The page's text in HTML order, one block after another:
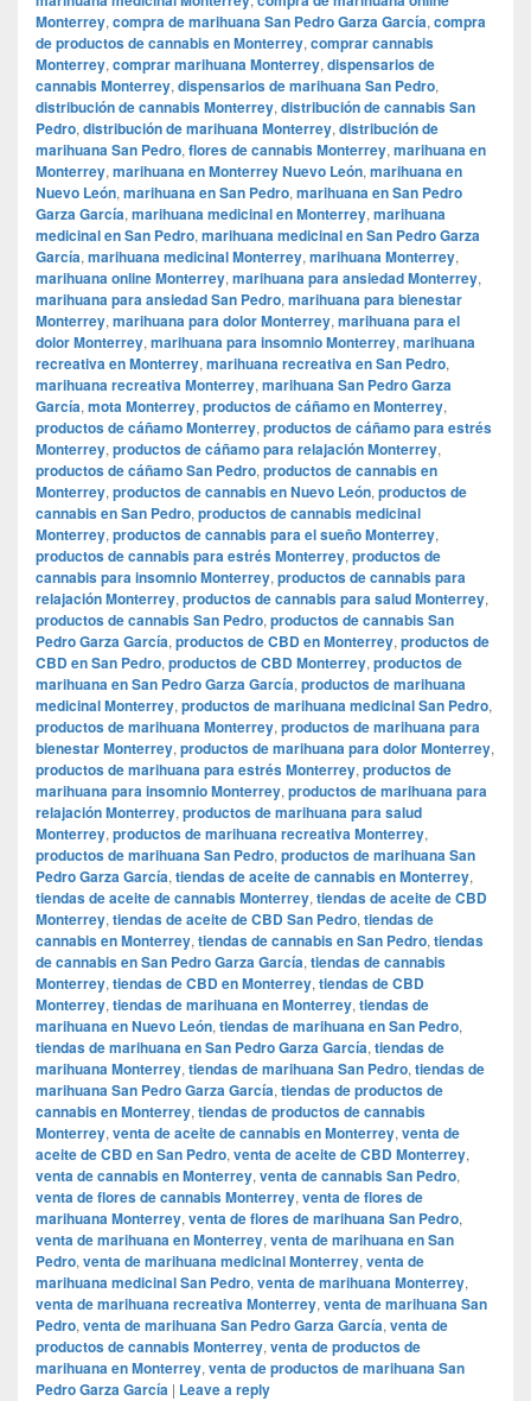
Monterrey, compra de marihuana San Pedro Garza García, compra
de productos de cannabis en Monterrey, comprar cannabis
Monterrey, comprar marihuana Monterrey, dispensarios de
cannabis Monterrey, dispensarios de marihuana San Pedro,
distribución de cannabis Monterrey, distribución de cannabis San
Pedro, distribución de marihuana Monterrey, distribución de
marihuana San Pedro, flores de cannabis Monterrey, marihuana en
Monterrey, marihuana en Monterrey Nuevo León, marihuana en
Nuevo León, marihuana en San Pedro, marihuana en San Pedro
Garza García, marihuana medicinal en Monterrey, marihuana
medicinal en San Pedro, marihuana medicinal en San Pedro Garza
García, marihuana medicinal Monterrey, marihuana Monterrey,
marihuana online Monterrey, marihuana para ansiedad Monterrey,
marihuana para ansiedad San Pedro, marihuana para bienestar
Monterrey, marihuana para dolor Monterrey, marihuana para el
dolor Monterrey, marihuana para insomnio Monterrey, marihuana
recreativa en Monterrey, marihuana recreativa en San Pedro,
marihuana recreativa Monterrey, marihuana San Pedro Garza
García, mota Monterrey, productos de cáñamo en Monterrey,
productos de cáñamo Monterrey, productos de cáñamo para estrés
Monterrey, productos de cáñamo para relajación Monterrey,
productos de cáñamo San Pedro, productos de cannabis en
Monterrey, productos de cannabis en Nuevo León, productos de
cannabis en San Pedro, productos de cannabis medicinal
Monterrey, productos de cannabis para el sueño Monterrey,
productos de cannabis para estrés Monterrey, productos de
cannabis para insomnio Monterrey, productos de cannabis para
relajación Monterrey, productos de cannabis para salud Monterrey,
productos de cannabis San Pedro, productos de cannabis San
Pedro Garza García, productos de CBD en Monterrey, productos de
CBD en San Pedro, productos de CBD Monterrey, productos de
marihuana en San Pedro Garza García, productos de marihuana
medicinal Monterrey, productos de marihuana medicinal San Pedro,
productos de marihuana Monterrey, productos de marihuana para
bienestar Monterrey, productos de marihuana para dolor Monterrey,
productos de marihuana para estrés Monterrey, productos de
marihuana para insomnio Monterrey, productos de marihuana para
relajación Monterrey, productos de marihuana para salud
Monterrey, productos de marihuana recreativa Monterrey,
productos de marihuana San Pedro, productos de marihuana San
Pedro Garza García, tiendas de aceite de cannabis en Monterrey,
tiendas de aceite de cannabis Monterrey, tiendas de aceite de CBD
Monterrey, tiendas de aceite de CBD San Pedro, tiendas de
cannabis en Monterrey, tiendas de cannabis en San Pedro, tiendas
de cannabis en San Pedro Garza García, tiendas de cannabis
Monterrey, tiendas de CBD en Monterrey, tiendas de CBD
Monterrey, tiendas de marihuana en Monterrey, tiendas de
marihuana en Nuevo León, tiendas de marihuana en San Pedro,
tiendas de marihuana en San Pedro Garza García, tiendas de
marihuana Monterrey, tiendas de marihuana San Pedro, tiendas de
marihuana San Pedro Garza García, tiendas de productos de
cannabis en Monterrey, tiendas de productos de cannabis
Monterrey, venta de aceite de cannabis en Monterrey, venta de
aceite de CBD en San Pedro, venta de aceite de CBD Monterrey,
venta de cannabis en Monterrey, venta de cannabis San Pedro,
venta de flores de cannabis Monterrey, venta de flores de
marihuana Monterrey, venta de flores de marihuana San Pedro,
venta de marihuana en Monterrey, venta de marihuana en San
Pedro, venta de marihuana medicinal Monterrey, venta de
marihuana medicinal San Pedro, venta de marihuana Monterrey,
venta de marihuana recreativa Monterrey, venta de marihuana San
Pedro, venta de marihuana San Pedro Garza García, venta de
productos de cannabis Monterrey, venta de productos de
marihuana en Monterrey, venta de productos de marihuana San
Pedro Garza García | Leave a reply